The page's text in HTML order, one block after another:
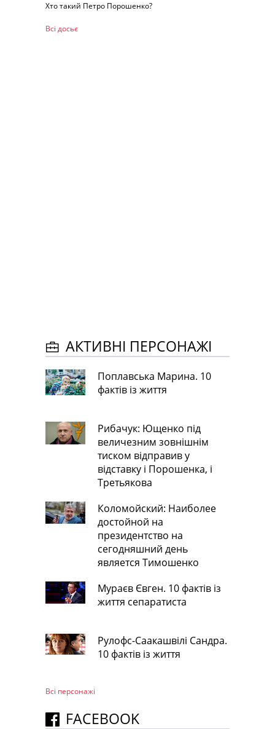
Хто такий Петро Порошенко?
Всі досьє
АКТИВНІ ПЕРСОНАЖІ
Поплавська Марина. 10
фактів із життя
Рибачук: Ющенко під
величезним зовнішнім
тиском відправив у
відставку і Порошенка, і
Третьякова
Коломойский: Наиболее
достойной на
президентство на
сегодняшний день
является Тимошенко
Мураєв Євген. 10 фактів із
життя сепаратиста
Рулофс-Саакашвілі Сандра.
10 фактів із життя
Всі персонажi
FACEBOOK